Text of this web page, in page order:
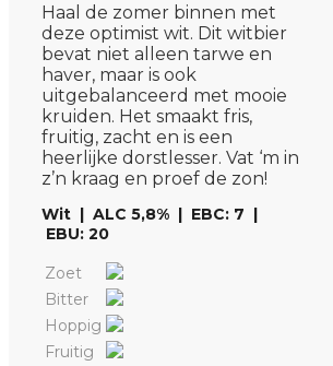
Haal de zomer binnen met
deze optimist wit. Dit witbier
bevat niet alleen tarwe en
haver, maar is ook
uitgebalanceerd met mooie
kruiden. Het smaakt fris,
fruitig, zacht en is een
heerlijke dorstlesser. Vat ‘m in
z’n kraag en proef de zon!
Wit | ALC 5,8% | EBC: 7 |
EBU: 20
Zoet
Bitter
Hoppig
Fruitig